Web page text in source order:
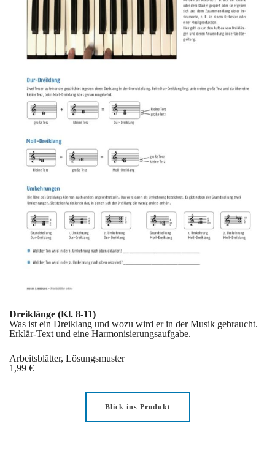
Dreiklänge (Kl. 8-11)
Was ist ein Dreiklang und wozu wird er in der Musik gebraucht.
Erklär-Text und eine Harmonisierungsaufgabe.
Arbeitsblätter, Lösungsmuster
1,99 €
Blick ins Produkt